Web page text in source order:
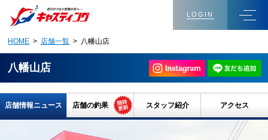
LOGIN
HOME > 店舗一覧 > 八幡山店
八幡山店
店舗情報ニュース 店舗の釣果 スタッフ紹介 アクセス